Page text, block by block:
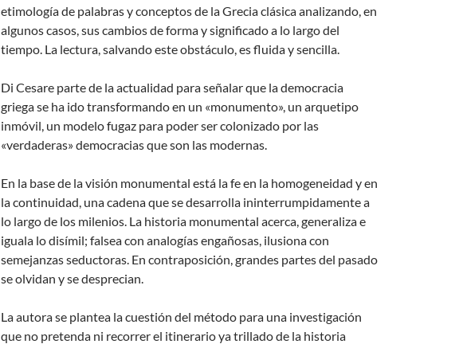
etimología de palabras y conceptos de la Grecia clásica analizando, en
algunos casos, sus cambios de forma y significado a lo largo del
tiempo. La lectura, salvando este obstáculo, es fluida y sencilla.
Di Cesare parte de la actualidad para señalar que la democracia
griega se ha ido transformando en un «monumento», un arquetipo
inmóvil, un modelo fugaz para poder ser colonizado por las
«verdaderas» democracias que son las modernas.
En la base de la visión monumental está la fe en la homogeneidad y en
la continuidad, una cadena que se desarrolla ininterrumpidamente a
lo largo de los milenios. La historia monumental acerca, generaliza e
iguala lo disímil; falsea con analogías engañosas, ilusiona con
semejanzas seductoras. En contraposición, grandes partes del pasado
se olvidan y se desprecian.
La autora se plantea la cuestión del método para una investigación
que no pretenda ni recorrer el itinerario ya trillado de la historia